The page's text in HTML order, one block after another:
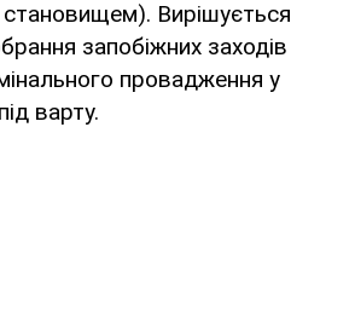
Вирішується
запобіжних заходів
провадження у
варту.